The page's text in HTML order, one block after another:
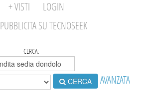
+ VISTI
LOGIN
PUBBLICITA SU TECNOSEEK
CERCA:
CERCA AVANZATA